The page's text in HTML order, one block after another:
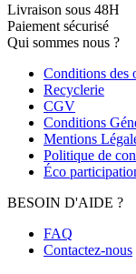
Livraison sous 48H
Paiement sécurisé
Qui sommes nous ?
Conditions des
Recyclerie
CGV
Conditions
Mentions
Politique de
Éco
BESOIN D'AIDE ?
FAQ
Contactez-nous